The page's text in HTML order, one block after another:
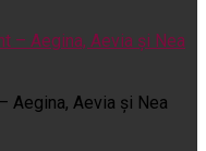
Aegina, Aevia și Nea